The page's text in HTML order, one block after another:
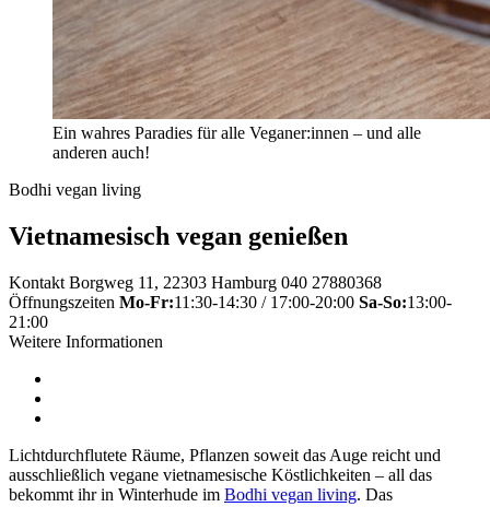
Ein wahres Paradies für alle Veganer:innen – und alle
anderen auch!
Bodhi vegan living
Vietnamesisch vegan genießen
Kontakt Borgweg 11, 22303 Hamburg 040 27880368
Öffnungszeiten Mo-Fr:11:30-14:30 / 17:00-20:00 Sa-So:13:00-
21:00
Weitere Informationen
Lichtdurchflutete Räume, Pflanzen soweit das Auge reicht und
ausschließlich vegane vietnamesische Köstlichkeiten – all das
bekommt ihr in Winterhude im Bodhi vegan living. Das